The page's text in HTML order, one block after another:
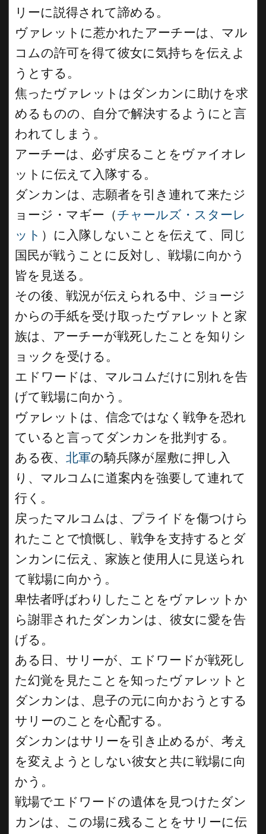
リーに説得されて諦める。
ヴァレットに惹かれたアーチーは、マル
コムの許可を得て彼女に気持ちを伝えよ
うとする。
焦ったヴァレットはダンカンに助けを求
めるものの、自分で解決するようにと言
われてしまう。
アーチーは、必ず戻ることをヴァイオレ
ットに伝えて入隊する。
ダンカンは、志願者を引き連れて来たジ
ョージ・マギー（チャールズ・スターレ
ット ）に入隊しないことを伝えて、同じ
国民が戦うことに反対し、戦場に向かう
皆を見送る。
その後、戦況が伝えられる中、ジョージ
からの手紙を受け取ったヴァレットと家
族は、アーチーが戦死したことを知りシ
ョックを受ける。
エドワードは、マルコムだけに別れを告
げて戦場に向かう。
ヴァレットは、信念ではなく戦争を恐れ
ていると言ってダンカンを批判する。
ある夜、 北軍の騎兵隊が屋敷に押し入
り、マルコムに道案内を強要して連れて
行く。
戻ったマルコムは、プライドを傷つけら
れたことで憤慨し、戦争を支持するとダ
ンカンに伝え、家族と使用人に見送られ
て戦場に向かう。
卑怯者呼ばわりしたことをヴァレットか
ら謝罪されたダンカンは、彼女に愛を告
げる。
ある日、サリーが、エドワードが戦死し
た幻覚を見たことを知ったヴァレットと
ダンカンは、息子の元に向かおうとする
サリーのことを心配する。
ダンカンはサリーを引き止めるが、考え
を変えようとしない彼女と共に戦場に向
かう。
戦場でエドワードの遺体を見つけたダン
カンは、この場に残ることをサリーに伝